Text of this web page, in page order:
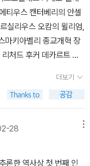
버티는 힘이 어느 정도
이와 굵기 변화에 따른
출하며, 물체 자신이 스
다. 이를 통해 자연물이
은 동물의 몸에서 하는
를 늘인 큰 뼈를 그렸네.
비정상적으로 되었음
더보기
28
론한 역사상 첫 번째 인